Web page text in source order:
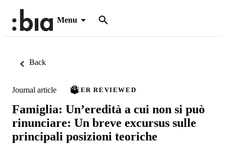
Menu
Back
Journal article PEER REVIEWED
Famiglia: Un’eredità a cui non si può
rinunciare: Un breve excursus sulle
principali posizioni teoriche